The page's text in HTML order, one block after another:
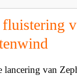
fluistering
lancering van